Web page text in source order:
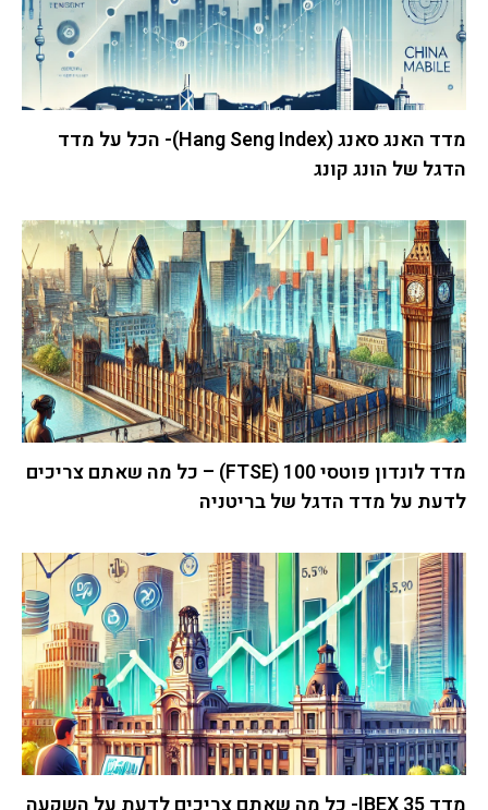
מדד האנג סאנג (Hang Seng Index)- הכל על מדד
הדגל של הונג קונג
מדד לונדון פוטסי 100 (FTSE) – כל מה שאתם צריכים
לדעת על מדד הדגל של בריטניה